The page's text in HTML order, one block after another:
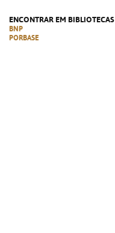
ENCONTRAR EM BIBLIOTECAS
BNP
PORBASE